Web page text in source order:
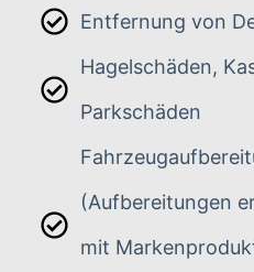
Entfernung von
Hagelschäden,
Parkschäden
(Aufbereitungen
mit